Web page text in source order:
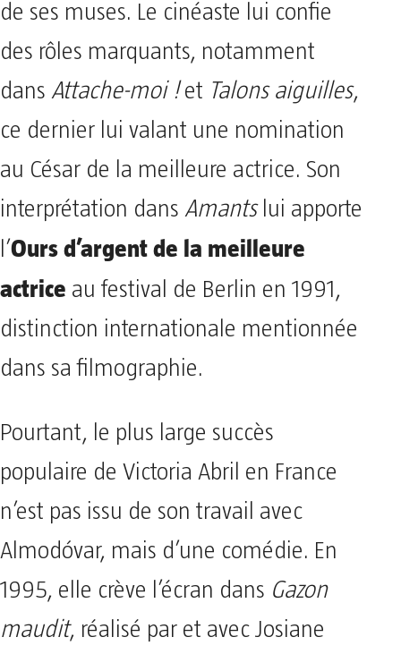
de ses muses. Le cinéaste lui confie
des rôles marquants, notamment
dans Attache-moi !et Talons aiguilles,
ce dernier lui valant une nomination
au César de la meilleure actrice. Son
interprétation dans Amantslui apporte
l’Ours d’argent de la meilleure
actrice au festival de Berlin en 1991,
distinction internationale mentionnée
dans sa filmographie.
Pourtant, le plus large succès
populaire de Victoria Abril en France
n’est pas issu de son travail avec
Almodóvar, mais d’une comédie. En
1995, elle crève l’écran dans Gazon
maudit, réalisé par et avec Josiane